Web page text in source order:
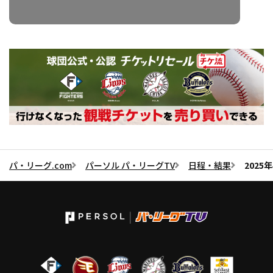
パ・リーグ.com パーソル パ・リーグTV 日程・結果 2025